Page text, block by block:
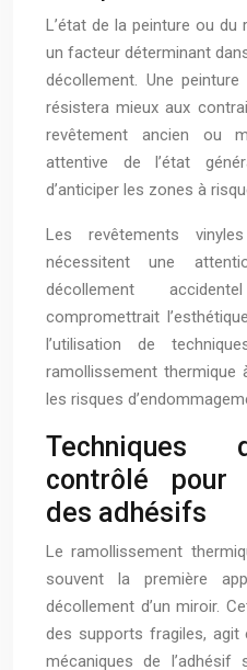
L’état de la peinture ou
un facteur déterminant
décollement. Une
résistera mieux aux
revêtement ancien ou
attentive de l’état
d’anticiper les zones à
Les revêtements
nécessitent une
décollement
compromettrait
l’utilisation de
ramollissement thermique
les risques
Techniques
contrôlé pour
des adhésifs
Le ramollissement
souvent la première
décollement d’un miroir.
des supports fragiles, agit
mécaniques de